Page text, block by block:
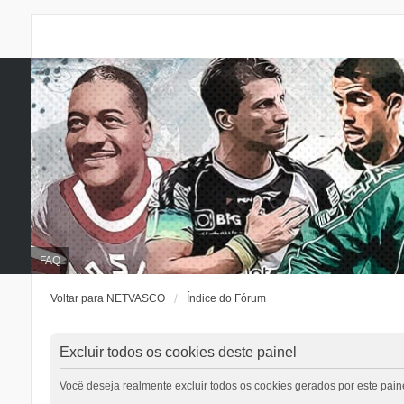
FAQ
Voltar para NETVASCO Índice do Fórum
Excluir todos os cookies deste painel
Você deseja realmente excluir todos os cookies gerados por este